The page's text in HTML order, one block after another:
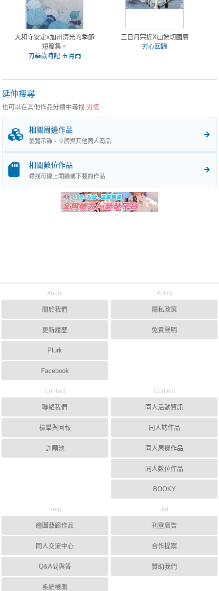
大和守安定x加州清光的季節
短篇集。
刃華歲時記 五月雨
三日月宗近X山姥切國廣
刃心回歸
延伸搜尋
也可以在其他作品分類中尋找 刃恆
相關周邊作品
瀏覽吊飾、立牌與其他同人商品
相關數位作品
尋找可線上閱讀或下載的作品
About
關於我們
更新履歷
Plurk
Facebook
Policy
隱私政策
免責聲明
Contact
聯絡我們
檢舉與回報
許願池
Content
同人活動資訊
同人誌作品
同人周邊作品
同人數位作品
BOOKY
Help
繪圖藝廊作品
同人交流中心
Q&A問與答
系統檢測
Ad
刊登廣告
合作提案
贊助我們